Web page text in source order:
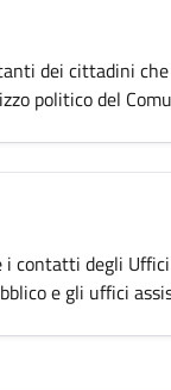
dei cittadini
politico del
i contatti degli
e gli uffici